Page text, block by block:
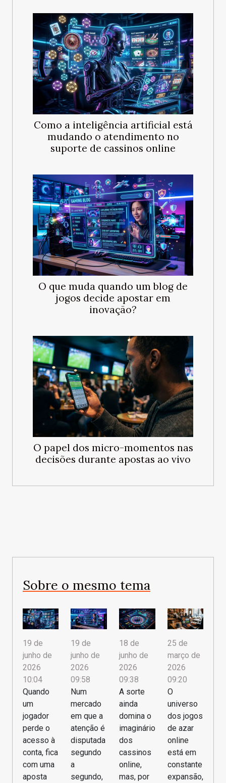
Como a inteligência artificial está
mudando o atendimento no
suporte de cassinos online
O que muda quando um blog de
jogos decide apostar em
inovação?
O papel dos micro-momentos nas
decisões durante apostas ao vivo
Sobre o mesmo tema
19 de
junho de
2026
10:04
Quando
um
jogador
perde o
acesso à
conta, fica
com uma
aposta
19 de
junho de
2026
09:58
Num
mercado
em que a
atenção é
disputada
segundo
a
segundo,
18 de
junho de
2026
09:38
A sorte
ainda
domina o
imaginário
dos
cassinos
online,
mas, por
25 de
março de
2026
09:20
O
universo
dos jogos
de azar
online
está em
constante
expansão,